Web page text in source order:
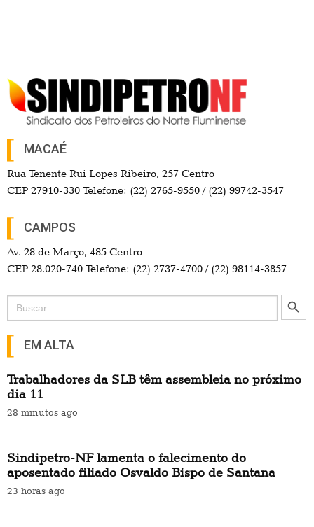
MACAÉ
Rua Tenente Rui Lopes Ribeiro, 257 Centro
CEP 27910-330 Telefone: (22) 2765-9550 / (22) 99742-3547
CAMPOS
Av. 28 de Março, 485 Centro
CEP 28.020-740 Telefone: (22) 2737-4700 / (22) 98114-3857
Search
for:
Search Button
EM ALTA
Trabalhadores da SLB têm assembleia no próximo
dia 11
28 minutos ago
Sindipetro-NF lamenta o falecimento do
aposentado filiado Osvaldo Bispo de Santana
23 horas ago